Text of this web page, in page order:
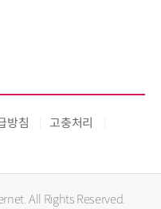
방침
고충처리
All Rights Reserved.